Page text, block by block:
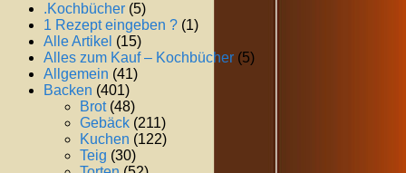
.Kochbücher (5)
1 Rezept eingeben ? (1)
Alle Artikel (15)
Alles zum Kauf – Kochbücher (5)
Allgemein (41)
Backen (401)
Brot(48)
Gebäck (211)
Kuchen (122)
Teig (30)